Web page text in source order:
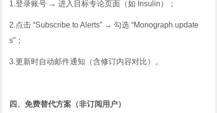
1.登录账号 → 进入目标专论页面（如 Insulin）；
2.点击 “Subscribe to Alerts” → 勾选 “Monograph update
s”；
3.更新时自动邮件通知（含修订内容对比）。
四、免费替代方案（非订阅用户）